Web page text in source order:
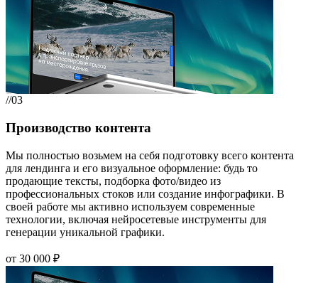
//03
Производство контента
Мы полностью возьмем на себя подготовку всего контента
для лендинга и его визуальное оформление: будь то
продающие тексты, подборка фото/видео из
профессиональных стоков или создание инфографики. В
своей работе мы активно используем современные
технологии, включая нейросетевые инструменты для
генерации уникальной графики.
от 30 000 ₽